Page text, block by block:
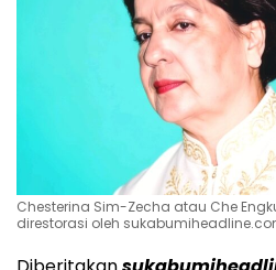
Chesterina Sim-Zecha atau Che
direstorasi oleh